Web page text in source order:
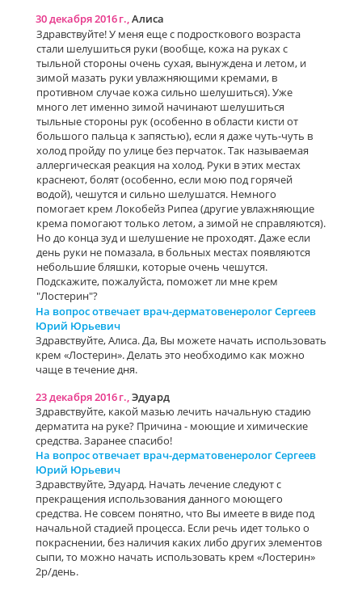
30 декабря 2016 г.,Алиса
Здравствуйте! У меня еще с подросткового возраста
стали шелушиться руки (вообще, кожа на руках с
тыльной стороны очень сухая, вынуждена и летом, и
зимой мазать руки увлажняющими кремами, в
противном случае кожа сильно шелушиться). Уже
много лет именно зимой начинают шелушиться
тыльные стороны рук (особенно в области кисти от
большого пальца к запястью), если я даже чуть-чуть в
холод пройду по улице без перчаток. Так называемая
аллергическая реакция на холод. Руки в этих местах
краснеют, болят (особенно, если мою под горячей
водой), чешутся и сильно шелушатся. Немного
помогает крем Локобейз Рипеа (другие увлажняющие
крема помогают только летом, а зимой не справляются).
Но до конца зуд и шелушение не проходят. Даже если
день руки не помазала, в больных местах появляются
небольшие бляшки, которые очень чешутся.
Подскажите, пожалуйста, поможет ли мне крем
"Лостерин"?
На вопрос отвечает врач-дерматовенеролог Сергеев
Юрий Юрьевич
Здравствуйте, Алиса. Да, Вы можете начать использовать
крем «Лостерин». Делать это необходимо как можно
чаще в течение дня.
23 декабря 2016 г.,Эдуард
Здравствуйте, какой мазью лечить начальную стадию
дерматита на руке? Причина - моющие и химические
средства. Заранее спасибо!
На вопрос отвечает врач-дерматовенеролог Сергеев
Юрий Юрьевич
Здравствуйте, Эдуард. Начать лечение следуют с
прекращения использования данного моющего
средства. Не совсем понятно, что Вы имеете в виде под
начальной стадией процесса. Если речь идет только о
покраснении, без наличия каких либо других элементов
сыпи, то можно начать использовать крем «Лостерин»
2р/день.